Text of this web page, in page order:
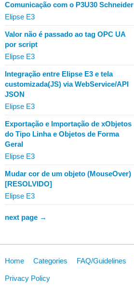
Comunicação com o P3U30 Schneider
Elipse E3
Valor não é passado ao tag OPC UA
por script
Elipse E3
Integração entre Elipse E3 e tela
customizada(JS) via WebService/API
JSON
Elipse E3
Exportação e Importação de xObjetos
do Tipo Linha e Objetos de Forma
Geral
Elipse E3
Mudar cor de um objeto (MouseOver)
[RESOLVIDO]
Elipse E3
next page →
Home Categories FAQ/Guidelines
Privacy Policy